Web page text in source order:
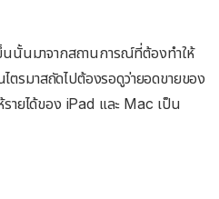
นั้นมาจากสถานการณ์ที่ต้องทำให้
รมาสถัดไปต้องรอดูว่ายอดขายของ
ายได้ของ iPad และ Mac เป็น